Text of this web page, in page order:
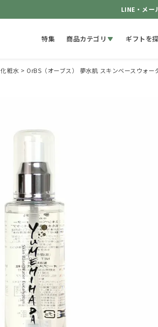
LINE・メー
特集 商品カテゴリ ギフトを
化粧水 OrBS（オーブス） 夢水肌 スキンベースウォー